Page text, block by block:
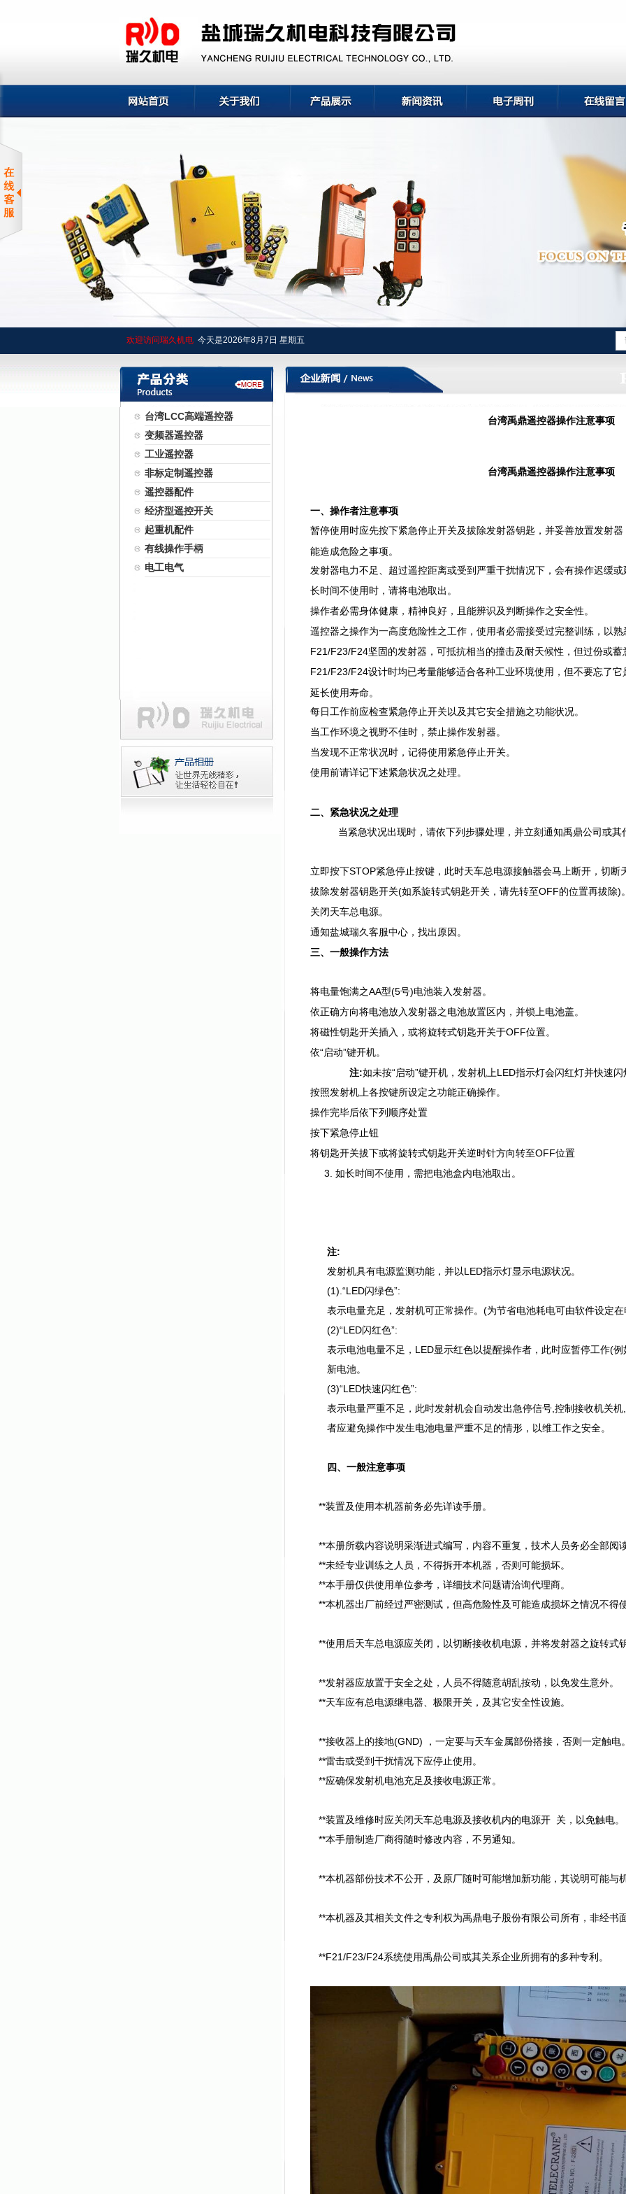
欢迎访问瑞久机电 今天是2026年8月 7日 星期五
台湾LCC高端遥控器
变频器遥控器
工业遥控器
非标定制遥控器
遥控器配件
经济型遥控开关
起重机配件
有线操作手柄
电工电气
台湾禹鼎遥控器操作注意事项
台湾禹鼎遥控器操作注意事项
一、操作者注意事项
暂停使用时应先按下紧急停止开关及拔除发射器钥匙，并妥善放置发射
能造成危险之事项。
发射器电力不足、超过遥控距离或受到严重干扰情况下，会有操作迟缓
长时间不使用时，请将电池取出。
操作者必需身体健康，精神良好，且能辨识及判断操作之安全性。
遥控器之操作为一高度危险性之工作，使用者必需接受过完整训练，以
F21/F23/F24坚固的发射器，可抵抗相当的撞击及耐天候性，但过份或
F21/F23/F24设计时均已考量能够适合各种工业环境使用，但不要忘了
延长使用寿命。
每日工作前应检查紧急停止开关以及其它安全措施之功能状况。
当工作环境之视野不佳时，禁止操作发射器。
当发现不正常状况时，记得使用紧急停止开关。
使用前请详记下述紧急状况之处理。
二、紧急状况之处理
当紧急状况出现时，请依下列步骤处理，并立刻通知禹鼎公司或其
立即按下STOP紧急停止按键，此时天车总电源接触器会马上断开，切断
拔除发射器钥匙开关(如系旋转式钥匙开关，请先转至OFF的位置再拔除)
关闭天车总电源。
通知盐城瑞久客服中心，找出原因。
三、一般操作方法
将电量饱满之AA型(5号)电池装入发射器。
依正确方向将电池放入发射器之电池放置区内，并锁上电池盖。
将磁性钥匙开关插入，或将旋转式钥匙开关于OFF位置。
依“启动”键开机。
注:如未按“启动”键开机，发射机上LED指示灯会闪红灯并快速闪
按照发射机上各按键所设定之功能正确操作。
操作完毕后依下列顺序处置
按下紧急停止钮
将钥匙开关拔下或将旋转式钥匙开关逆时针方向转至OFF位置
3. 如长时间不使用，需把电池盒内电池取出。
注:
发射机具有电源监测功能，并以LED指示灯显示电源状况。
(1).“LED闪绿色”:
表示电量充足，发射机可正常操作。(为节省电池耗电可由软件设定
(2)“LED闪红色”:
表示电池电量不足，LED显示红色以提醒操作者，此时应暂停工作(
新电池。
(3)“LED快速闪红色”:
表示电量严重不足，此时发射机会自动发出急停信号,控制接收机关
者应避免操作中发生电池电量严重不足的情形，以维工作之安全。
四、一般注意事项
**装置及使用本机器前务必先详读手册。
**本册所载内容说明采渐进式编写，内容不重复，技术人员务必全部阅
**未经专业训练之人员，不得拆开本机器，否则可能损坏。
**本手册仅供使用单位参考，详细技术问题请洽询代理商。
**本机器出厂前经过严密测试，但高危险性及可能造成损坏之情况不得
**使用后天车总电源应关闭，以切断接收机电源，并将发射器之旋转式
**发射器应放置于安全之处，人员不得随意胡乱按动，以免发生意外。
**天车应有总电源继电器、极限开关，及其它安全性设施。
**接收器上的接地(GND) ，一定要与天车金属部份搭接，否则一定触电
**雷击或受到干扰情况下应停止使用。
**应确保发射机电池充足及接收电源正常。
**装置及维修时应关闭天车总电源及接收机内的电源开 关，以免触电。
**本手册制造厂商得随时修改内容，不另通知。
**本机器部份技术不公开，及原厂随时可能增加新功能，其说明可能与
**本机器及其相关文件之专利权为禹鼎电子股份有限公司所有，非经书
**F21/F23/F24系统使用禹鼎公司或其关系企业所拥有的多种专利。